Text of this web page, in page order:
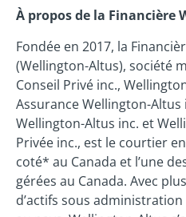
À propos de la Financière
Fondée en 2017, la
(Wellington-Altus), société
Conseil Privé inc.,
Assurance Wellington-
Wellington-Altus inc. et
Privée inc., est le courtier
coté* au Canada et l’une
gérées au Canada. Avec
d’actifs sous